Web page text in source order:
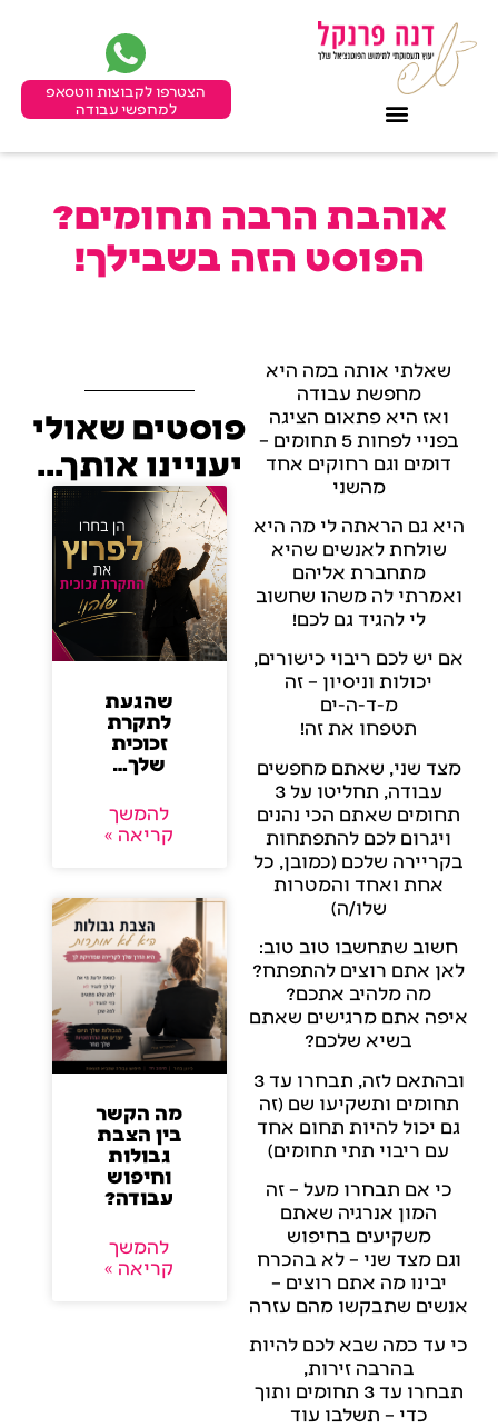
הצטרפו לקבוצות ווטסאפ
למחפשי עבודה
אוהבת הרבה תחומים?
הפוסט הזה בשבילך!
שאלתי אותה במה היא
מחפשת עבודה
ואז היא פתאום הציגה
בפניי לפחות 5 תחומים –
דומים וגם רחוקים אחד
מהשני
היא גם הראתה לי מה היא
שולחת לאנשים שהיא
מתחברת אליהם
ואמרתי לה משהו שחשוב
לי להגיד גם לכם!
אם יש לכם ריבוי כישורים,
יכולות וניסיון – זה
מ-ד-ה-ים
תטפחו את זה!
מצד שני, שאתם מחפשים
עבודה, תחליטו על 3
תחומים שאתם הכי נהנים
ויגרום לכם להתפתחות
בקריירה שלכם (כמובן, כל
אחת ואחד והמטרות
שלו/ה)
חשוב שתחשבו טוב טוב:
לאן אתם רוצים להתפתח?
מה מלהיב אתכם?
איפה אתם מרגישים שאתם
בשיא שלכם?
ובהתאם לזה, תבחרו עד 3
תחומים ותשקיעו שם (זה
גם יכול להיות תחום אחד
עם ריבוי תתי תחומים)
כי אם תבחרו מעל – זה
המון אנרגיה שאתם
משקיעים בחיפוש
וגם מצד שני – לא בהכרח
יבינו מה אתם רוצים –
אנשים שתבקשו מהם עזרה
כי עד כמה שבא לכם להיות
בהרבה זירות,
תבחרו עד 3 תחומים ותוך
כדי – תשלבו עוד
פוסטים שאולי
יעניינו אותך...
שהגעת
לתקרת
זכוכית
שלך…
להמשך
קריאה »
מה הקשר
בין הצבת
גבולות
וחיפוש
עבודה?
להמשך
קריאה »